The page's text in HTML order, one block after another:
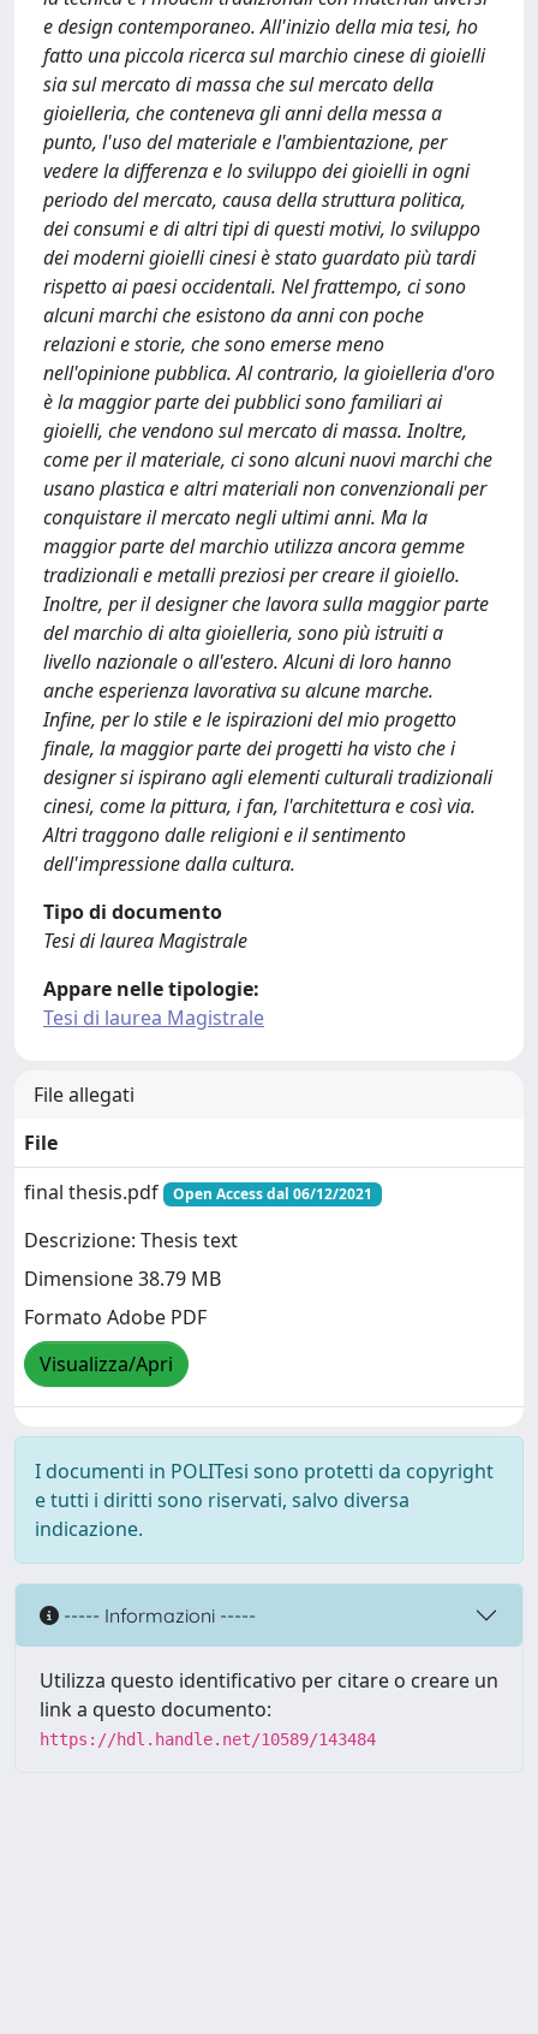
e design contemporaneo. All'inizio della mia tesi, ho
fatto una piccola ricerca sul marchio cinese di gioielli
sia sul mercato di massa che sul mercato della
gioielleria, che conteneva gli anni della messa a
punto, l'uso del materiale e l'ambientazione, per
vedere la differenza e lo sviluppo dei gioielli in ogni
periodo del mercato, causa della struttura politica,
dei consumi e di altri tipi di questi motivi, lo sviluppo
dei moderni gioielli cinesi è stato guardato più tardi
rispetto ai paesi occidentali. Nel frattempo, ci sono
alcuni marchi che esistono da anni con poche
relazioni e storie, che sono emerse meno
nell'opinione pubblica. Al contrario, la gioielleria d'oro
è la maggior parte dei pubblici sono familiari ai
gioielli, che vendono sul mercato di massa. Inoltre,
come per il materiale, ci sono alcuni nuovi marchi che
usano plastica e altri materiali non convenzionali per
conquistare il mercato negli ultimi anni. Ma la
maggior parte del marchio utilizza ancora gemme
tradizionali e metalli preziosi per creare il gioiello.
Inoltre, per il designer che lavora sulla maggior parte
del marchio di alta gioielleria, sono più istruiti a
livello nazionale o all'estero. Alcuni di loro hanno
anche esperienza lavorativa su alcune marche.
Infine, per lo stile e le ispirazioni del mio progetto
finale, la maggior parte dei progetti ha visto che i
designer si ispirano agli elementi culturali tradizionali
cinesi, come la pittura, i fan, l'architettura e così via.
Altri traggono dalle religioni e il sentimento
dell'impressione dalla cultura.
Tipo di documento
Tesi di laurea Magistrale
Appare nelle tipologie:
Tesi di laurea Magistrale
File allegati
File
final thesis.pdf
Open Access dal 06/12/2021
Descrizione: Thesis text
Dimensione 38.79 MB
Formato Adobe PDF
Visualizza/Apri
I documenti in POLITesi sono protetti da copyright
e tutti i diritti sono riservati, salvo diversa
indicazione.
----- Informazioni -----
Utilizza questo identificativo per citare o creare un
link a questo documento:
https://hdl.handle.net/10589/143484